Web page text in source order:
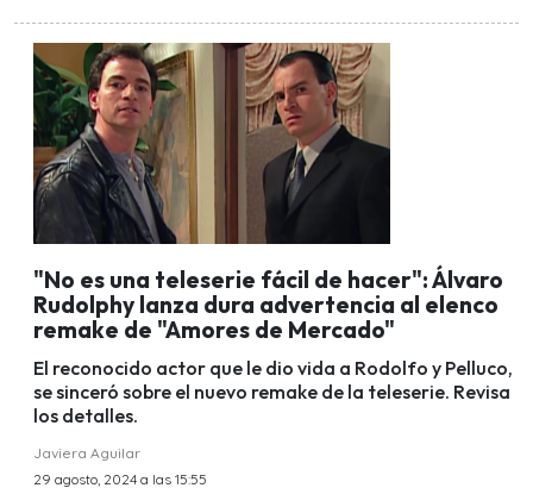
"No es una teleserie fácil de hacer": Álvaro
Rudolphy lanza dura advertencia al elenco
remake de "Amores de Mercado"
El reconocido actor que le dio vida a Rodolfo y Pelluco,
se sinceró sobre el nuevo remake de la teleserie. Revisa
los detalles.
Javiera Aguilar
29 agosto, 2024 a las 15:55